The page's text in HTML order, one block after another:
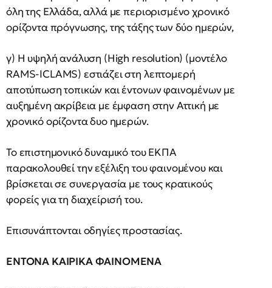
όλη της Ελλάδα, αλλά με περιορισμένο χρονικό
ορίζοντα πρόγνωσης, της τάξης των δύο ημερών,
γ) Η υψηλή ανάλυση (High resolution) (μοντέλο
RAMS-ICLAMS) εστιάζει στη λεπτομερή
αποτύπωση τοπικών και έντονων φαινομένων με
αυξημένη ακρίβεια με έμφαση στην Αττική με
χρονικό ορίζοντα δυο ημερών.
Το επιστημονικό δυναμικό του ΕΚΠΑ
παρακολουθεί την εξέλιξη του φαινομένου και
βρίσκεται σε συνεργασία με τους κρατικούς
φορείς για τη διαχείρισή του.
Επισυνάπτονται οδηγίες προστασίας.
ΕΝΤΟΝΑ ΚΑΙΡΙΚΑ ΦΑΙΝΟΜΕΝΑ